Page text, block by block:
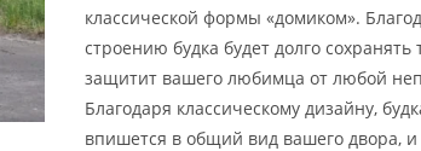
классической формы «домиком».
строению будка будет долго сохранять
защитит вашего любимца от любой
Благодаря классическому дизайну,
впишется в общий вид вашего двора, и